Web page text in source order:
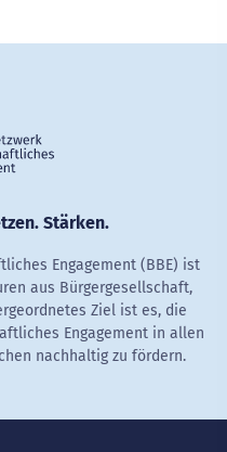
Stärken.
Engagement (BBE) ist
aus Bürgergesellschaft,
Ziel ist es, die
Engagement in allen
nachhaltig zu fördern.